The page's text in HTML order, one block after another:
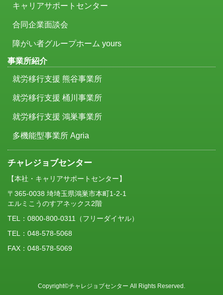
キャリアサポートセンター
合同企業面談会
障がい者グループホーム yours
事業所紹介
就労移行支援 熊谷事業所
就労移行支援 桶川事業所
就労移行支援 鴻巣事業所
多機能型事業所 Agria
チャレジョブセンター
【本社・キャリアサポートセンター】
〒365-0038 埼埼玉県鴻巣市本町1-2-1
エルミこうのすアネックス2階
TEL： 0800-800-0311
（フリーダイヤル）
TEL：048-578-5068
FAX：048-578-5069
Copyright©チャレジョブセンター All Rights Reserved.